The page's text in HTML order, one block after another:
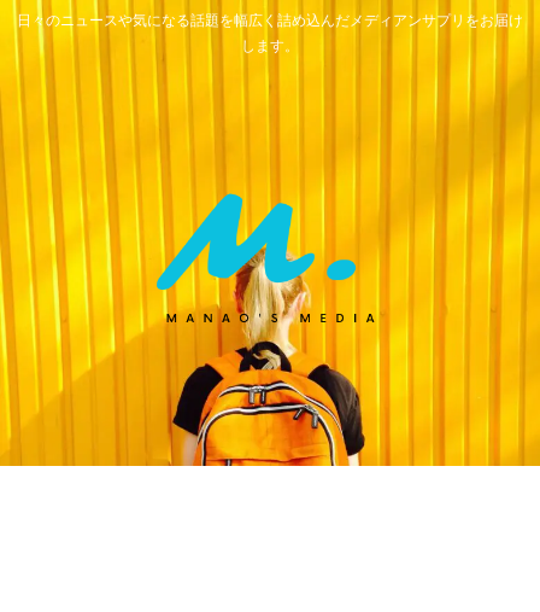
日々のニュースや気になる話題を幅広く詰め込んだメディアンサプリをお届け
します。